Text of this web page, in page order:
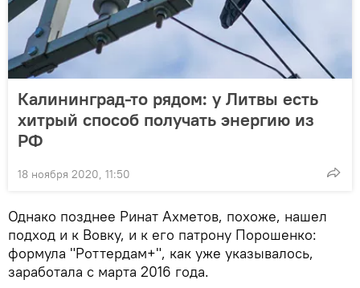
Калининград-то рядом: у Литвы есть
хитрый способ получать энергию из
РФ
18 ноября 2020, 11:50
Однако позднее Ринат Ахметов, похоже, нашел
подход и к Вовку, и к его патрону Порошенко:
формула "Роттердам+", как уже указывалось,
заработала с марта 2016 года.